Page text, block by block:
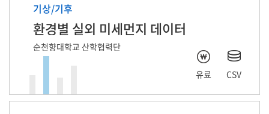
기상/기후
환경별 실외 미세먼지 데이터
순천향대학교 산학협력단
유료 CSV